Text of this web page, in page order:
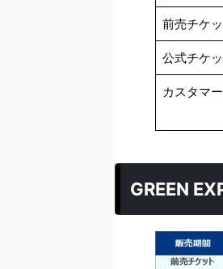
前売チケ
公式チケ
カスタマ
GREEN